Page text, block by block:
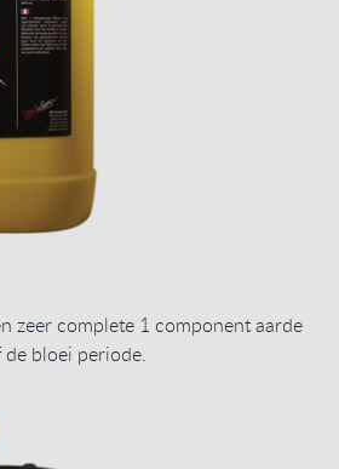
zeer complete 1 component aarde
bloei periode.